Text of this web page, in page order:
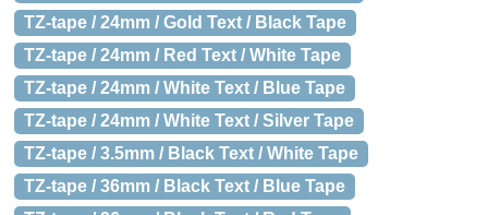
TZ-tape / 24mm / Gold Text / Black Tape
TZ-tape / 24mm / Red Text / White Tape
TZ-tape / 24mm / White Text / Blue Tape
TZ-tape / 24mm / White Text / Silver Tape
TZ-tape / 3.5mm / Black Text / White Tape
TZ-tape / 36mm / Black Text / Blue Tape